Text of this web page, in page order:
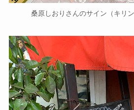
桑原しおりさんのサイン（キリ